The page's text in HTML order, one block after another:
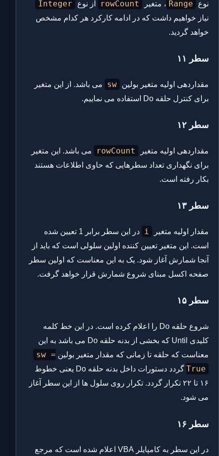
نوع Range ، متغیر rowCount از نوع Integer
نیاز خواهیم داشت که در ادامه کارکرد هر کدام مشخص
خواهد گردید.
سطر ۱۱
مقداردهی اولیه متغیر بولین sw
می باشد. از این متغیر
برای کنترل حلقه Do استفاده می نماییم.
سطر ۱۲
مقداردهی اولیه متغیر rowCount
می باشد. این متغیر
برای نگهداری تعداد سطرهایی که حاوی اطلاعات هستند
بکار رفته است.
سطر ۱۳
مقدار اولیه متغیر i
در این سطر برابر 1 تعیین شده
است. این متغیر تعیین کننده اولین سلولی است که باید از
آنجا شمارش آغاز شود. یک به این معناست که اولین سطر
صفحه اکسل مبنای شروع شمارش قرار خواهد گرفت.
سطر ۱۵
شروع حلقه Do را اعلام کرده است. در این خط کلمه
کلیدی Until که بخشی از بدنه حلقه Do می باشد به این
معناست که حلقه تا زمانی که مقدار متغیر بولین sw =
True
گردد دستورات داخل بدنه حلقه Do یعنی خطوط
۱۶ تا ۲۲ تکرار گردد. تکرار روی سلول ها از این سطر آغاز
می شود.
سطر ۱۶
در این سطر به کامپایلر VBA اعلام شده است که مرجع